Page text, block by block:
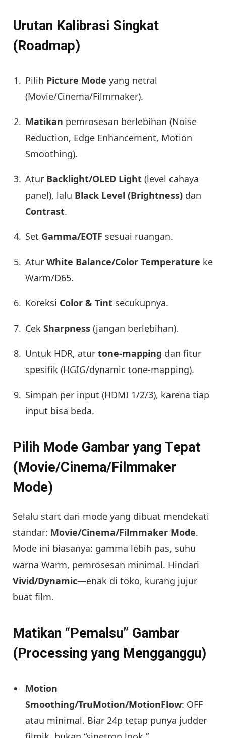
Urutan Kalibrasi Singkat
(Roadmap)
Pilih Picture Mode yang netral
(Movie/Cinema/Filmmaker).
Matikan pemrosesan berlebihan (Noise
Reduction, Edge Enhancement, Motion
Smoothing).
Atur Backlight/OLED Light (level cahaya
panel), lalu Black Level (Brightness) dan
Contrast.
Set Gamma/EOTF sesuai ruangan.
Atur White Balance/Color Temperature ke
Warm/D65.
Koreksi Color & Tint secukupnya.
Cek Sharpness (jangan berlebihan).
Untuk HDR, atur tone-mapping dan fitur
spesifik (HGIG/dynamic tone-mapping).
Simpan per input (HDMI 1/2/3), karena tiap
input bisa beda.
Pilih Mode Gambar yang Tepat
(Movie/Cinema/Filmmaker
Mode)
Selalu start dari mode yang dibuat mendekati
standar: Movie/Cinema/Filmmaker Mode.
Mode ini biasanya: gamma lebih pas, suhu
warna Warm, pemrosesan minimal. Hindari
Vivid/Dynamic—enak di toko, kurang jujur
buat film.
Matikan “Pemalsu” Gambar
(Processing yang Mengganggu)
Motion
Smoothing/TruMotion/MotionFlow: OFF
atau minimal. Biar 24p tetap punya judder